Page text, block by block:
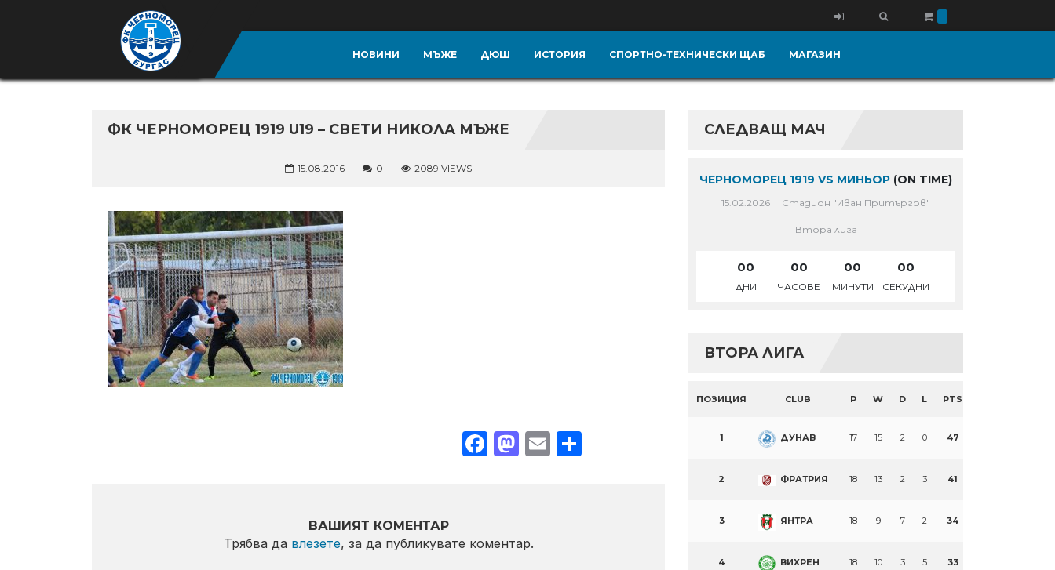
НОВИНИ МЪЖЕ ДЮШ ИСТОРИЯ СПОРТНО-ТЕХНИЧЕСКИ ЩАБ МАГАЗИН
ФК ЧЕРНОМОРЕЦ 1919 U19 – СВЕТИ НИКОЛА МЪЖЕ
15.08.2016 0 2089 VIEWS
Facebook
Mastodon
EmailShare
ВАШИЯТ КОМЕНТАР
Трябва да влезете, за да публикувате коментар.
СЛЕДВАЩ МАЧ
ЧЕРНОМОРЕЦ 1919 VS МИНЬОР (ON TIME)
15.02.2026 Стадион "Иван Притъргов"
Втора лига
00
ДНИ
00
ЧАСОВЕ
00
МИНУТИ
00
СЕКУДНИ
ВТОРА ЛИГА
ПОЗИЦИЯ CLUB P W D L PTS
1 ДУНАВ 17 15 2 0 47
2 ФРАТРИЯ 18 13 2 3 41
3 ЯНТРА 18 9 7 2 34
4 ВИХРЕН 18 10 3 5 33